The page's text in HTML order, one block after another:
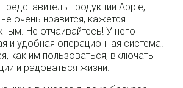
продукции Apple,
очень нравится, кажется
Не отчаивайтесь! У него
и удобная операционная система.
как им пользоваться, включать
и радоваться жизни.